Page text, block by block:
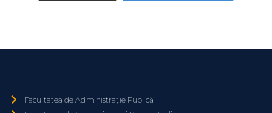
Facultatea de Administrație Publică